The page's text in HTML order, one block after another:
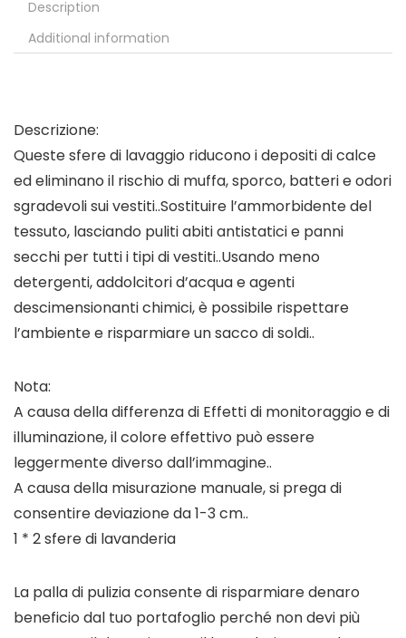
Description
Additional information
Descrizione:
Queste sfere di lavaggio riducono i depositi di calce
ed eliminano il rischio di muffa, sporco, batteri e odori
sgradevoli sui vestiti..Sostituire l’ammorbidente del
tessuto, lasciando puliti abiti antistatici e panni
secchi per tutti i tipi di vestiti..Usando meno
detergenti, addolcitori d’acqua e agenti
descimensionanti chimici, è possibile rispettare
l’ambiente e risparmiare un sacco di soldi..
Nota:
A causa della differenza di Effetti di monitoraggio e di
illuminazione, il colore effettivo può essere
leggermente diverso dall’immagine..
A causa della misurazione manuale, si prega di
consentire deviazione da 1-3 cm..
1 * 2 sfere di lavanderia
La palla di pulizia consente di risparmiare denaro
beneficio dal tuo portafoglio perché non devi più